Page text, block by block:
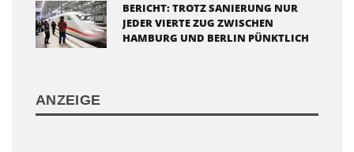
BERICHT: TROTZ SANIERUNG NUR
JEDER VIERTE ZUG ZWISCHEN
HAMBURG UND BERLIN PÜNKTLICH
ANZEIGE